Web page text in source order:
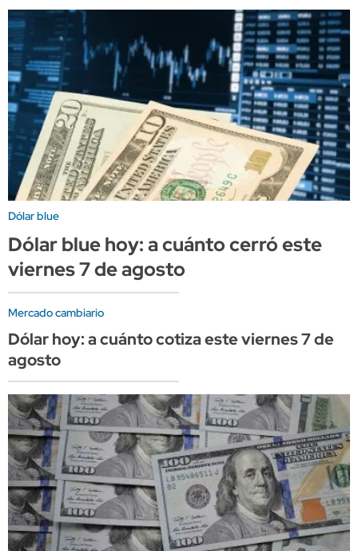
Dólar blue
Dólar blue hoy: a cuánto cerró este
viernes 7 de agosto
Mercado cambiario
Dólar hoy: a cuánto cotiza este viernes 7 de
agosto